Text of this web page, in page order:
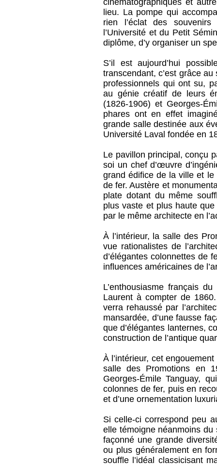
cinématographiques et
lieu. La pompe qui
rien l’éclat des souvenirs
l’Université et du Petit
diplôme, d’y organiser un
S’il est aujourd’hui
transcendant, c’est grâce au
professionnels qui ont su,
au génie créatif de leurs
(1826-1906) et Georges-
phares ont en effet
grande salle destinée aux
Université Laval fondée en
Le pavillon principal, conçu
soi un chef d’œuvre
grand édifice de la ville et
de fer. Austère et
plate dotant du même
plus vaste et plus haute
par le même architecte en
À l’intérieur, la salle des
vue rationalistes de
d’élégantes colonnettes de
influences américaines de
L’enthousiasme français
Laurent à compter de
verra rehaussé par
mansardée, d’une fausse
que d’élégantes lanternes,
construction de l’antique
À l’intérieur, cet
salle des Promotions en
Georges-Émile Tanguay,
colonnes de fer, puis en
et d’une ornementation
Si celle-ci correspond peu
elle témoigne néanmoins
façonné une grande
ou plus généralement en
souffle l’idéal classicisant